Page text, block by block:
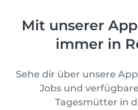
Mit unserer
immer in
Sehe dir über unsere
Jobs und
Tagesmütter in